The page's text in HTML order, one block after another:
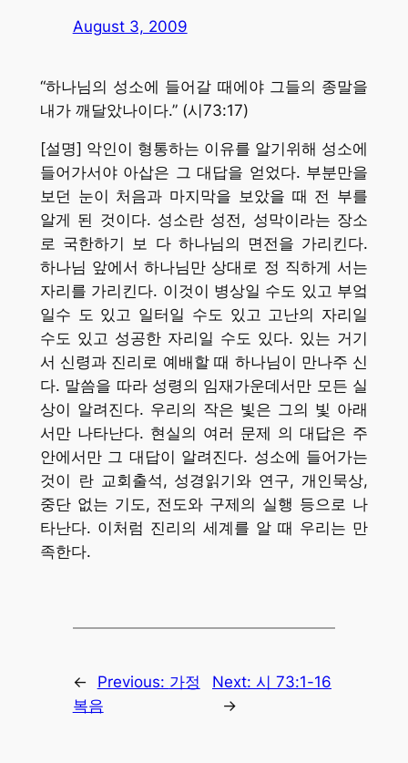
August 3, 2009
“하나님의 성소에 들어갈 때에야 그들의 종말을
내가 깨달았나이다.” (시73:17)
[설명] 악인이 형통하는 이유를 알기위해 성소에
들어가서야 아삽은 그 대답을 얻었다. 부분만을
보던 눈이 처음과 마지막을 보았을 때 전 부를
알게 된 것이다. 성소란 성전, 성막이라는 장소
로 국한하기 보 다 하나님의 면전을 가리킨다.
하나님 앞에서 하나님만 상대로 정 직하게 서는
자리를 가리킨다. 이것이 병상일 수도 있고 부엌
일수 도 있고 일터일 수도 있고 고난의 자리일
수도 있고 성공한 자리일 수도 있다. 있는 거기
서 신령과 진리로 예배할 때 하나님이 만나주 신
다. 말씀을 따라 성령의 임재가운데서만 모든 실
상이 알려진다. 우리의 작은 빛은 그의 빛 아래
서만 나타난다. 현실의 여러 문제 의 대답은 주
안에서만 그 대답이 알려진다. 성소에 들어가는
것이 란 교회출석, 성경읽기와 연구, 개인묵상,
중단 없는 기도, 전도와 구제의 실행 등으로 나
타난다. 이처럼 진리의 세계를 알 때 우리는 만
족한다.
← Previous: 가정
복음
Next: 시 73:1-16
→